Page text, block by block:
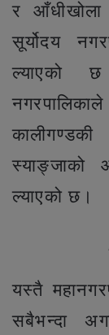
र आँधीखोला
सूर्योदय
ल्याएको छ
स्याङ्जाको
ल्याएको छ।
यस्तै
सबैभन्दा